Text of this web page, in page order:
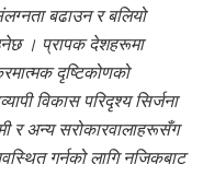
बढाउन र बलियो
। प्रापक देशहरूमा
दृष्टिकोणको
विकास परिदृश्य सिर्जना
र अन्य सरोकारवालाहरूसँग
गर्नको लागि नजिकबाट